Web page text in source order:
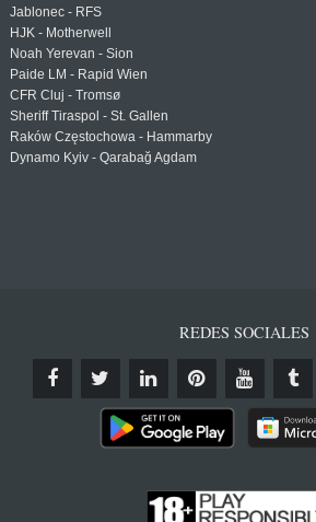
Jablonec - RFS
HJK - Motherwell
Noah Yerevan - Sion
Paide LM - Rapid Wien
CFR Cluj - Tromsø
Sheriff Tiraspol - St. Gallen
Raków Częstochowa - Hammarby
Dynamo Kyiv - Qarabağ Agdam
REDES SOCIALES